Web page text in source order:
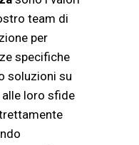
team di
per
specifiche
soluzioni su
loro sfide